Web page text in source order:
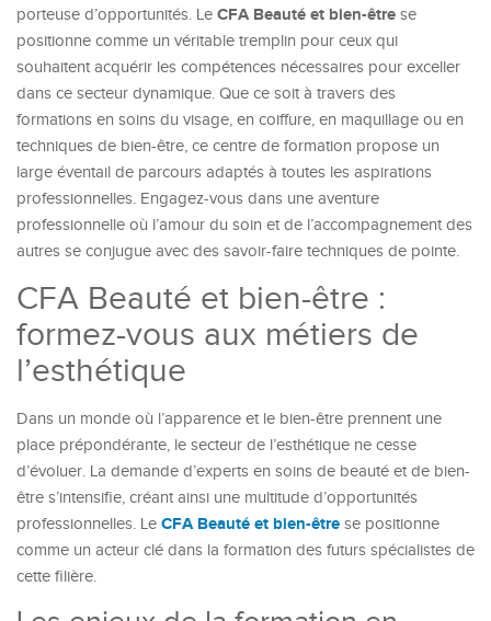
porteuse d’opportunités. Le CFA Beauté et bien-être se
positionne comme un véritable tremplin pour ceux qui
souhaitent acquérir les compétences nécessaires pour exceller
dans ce secteur dynamique. Que ce soit à travers des
formations en soins du visage, en coiffure, en maquillage ou en
techniques de bien-être, ce centre de formation propose un
large éventail de parcours adaptés à toutes les aspirations
professionnelles. Engagez-vous dans une aventure
professionnelle où l’amour du soin et de l’accompagnement des
autres se conjugue avec des savoir-faire techniques de pointe.
CFA Beauté et bien-être :
formez-vous aux métiers de
l’esthétique
Dans un monde où l’apparence et le bien-être prennent une
place prépondérante, le secteur de l’esthétique ne cesse
d’évoluer. La demande d’experts en soins de beauté et de bien-
être s’intensifie, créant ainsi une multitude d’opportunités
professionnelles. Le CFA Beauté et bien-être se positionne
comme un acteur clé dans la formation des futurs spécialistes de
cette filière.